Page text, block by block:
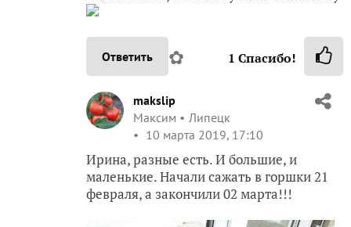
Ответить ✿ 1 Спасибо!
makslip
Максим
Липецк
10 марта 2019, 17:10
Ирина, разные есть. И большие, и
маленькие. Начали сажать в горшки 21
февраля, а закончили 02 марта!!!